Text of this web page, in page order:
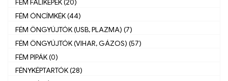
FÉM FALIKÉPEK (20)
FÉM ÓNCÍMKÉK (44)
FÉM ÖNGYÚJTÓK (USB, PLAZMA) (7)
FÉM ÖNGYÚJTÓK (VIHAR, GÁZOS) (57)
FÉM PIPÁK (0)
FÉNYKÉPTARTÓK (28)